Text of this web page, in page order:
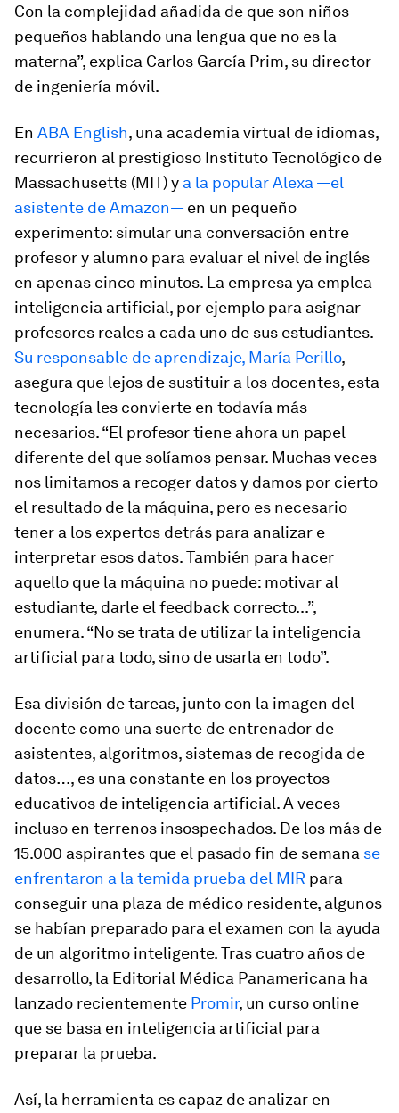
Con la complejidad añadida de que son niños
pequeños hablando una lengua que no es la
materna”, explica Carlos García Prim, su director
de ingeniería móvil.
En ABA English, una academia virtual de idiomas,
recurrieron al prestigioso Instituto Tecnológico de
Massachusetts (MIT) y a la popular Alexa —el
asistente de Amazon— en un pequeño
experimento: simular una conversación entre
profesor y alumno para evaluar el nivel de inglés
en apenas cinco minutos. La empresa ya emplea
inteligencia artificial, por ejemplo para asignar
profesores reales a cada uno de sus estudiantes.
Su responsable de aprendizaje, María Perillo,
asegura que lejos de sustituir a los docentes, esta
tecnología les convierte en todavía más
necesarios. “El profesor tiene ahora un papel
diferente del que solíamos pensar. Muchas veces
nos limitamos a recoger datos y damos por cierto
el resultado de la máquina, pero es necesario
tener a los expertos detrás para analizar e
interpretar esos datos. También para hacer
aquello que la máquina no puede: motivar al
estudiante, darle el feedback correcto...”,
enumera. “No se trata de utilizar la inteligencia
artificial para todo, sino de usarla en todo”.
Esa división de tareas, junto con la imagen del
docente como una suerte de entrenador de
asistentes, algoritmos, sistemas de recogida de
datos…, es una constante en los proyectos
educativos de inteligencia artificial. A veces
incluso en terrenos insospechados. De los más de
15.000 aspirantes que el pasado fin de semana se
enfrentaron a la temida prueba del MIR para
conseguir una plaza de médico residente, algunos
se habían preparado para el examen con la ayuda
de un algoritmo inteligente. Tras cuatro años de
desarrollo, la Editorial Médica Panamericana ha
lanzado recientemente Promir, un curso online
que se basa en inteligencia artificial para
preparar la prueba.
Así, la herramienta es capaz de analizar en